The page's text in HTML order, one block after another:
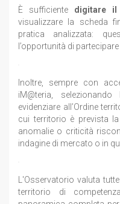
È sufficiente digitare il
visualizzare la scheda
pratica analizzata:
l’opportunità di
Inoltre, sempre con
iM@teria,
evidenziare all’Ordine
cui territorio è prevista la
anomalie o criticità
indagine di mercato o in
L'Osservatorio valuta
territorio di